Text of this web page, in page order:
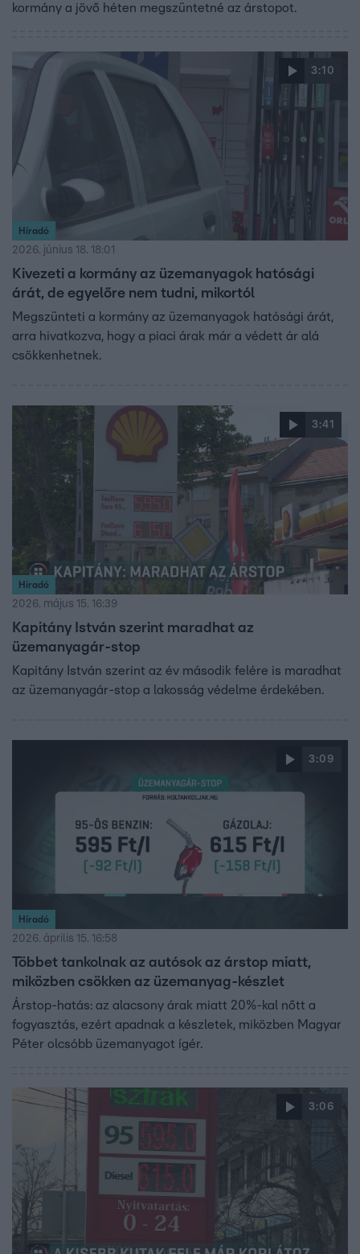
kormány a jövő héten megszüntetné az árstopot.
3:10
Híradó
2026. június 18. 18:01
Kivezeti a kormány az üzemanyagok hatósági
árát, de egyelőre nem tudni, mikortól
Megszünteti a kormány az üzemanyagok hatósági árát,
arra hivatkozva, hogy a piaci árak már a védett ár alá
csökkenhetnek.
3:41
Híradó
2026. május 15. 16:39
Kapitány István szerint maradhat az
üzemanyagár-stop
Kapitány István szerint az év második felére is maradhat
az üzemanyagár-stop a lakosság védelme érdekében.
3:09
Híradó
2026. április 15. 16:58
Többet tankolnak az autósok az árstop miatt,
miközben csökken az üzemanyag-készlet
Árstop-hatás: az alacsony árak miatt 20%-kal nőtt a
fogyasztás, ezért apadnak a készletek, miközben Magyar
Péter olcsóbb üzemanyagot ígér.
3:06